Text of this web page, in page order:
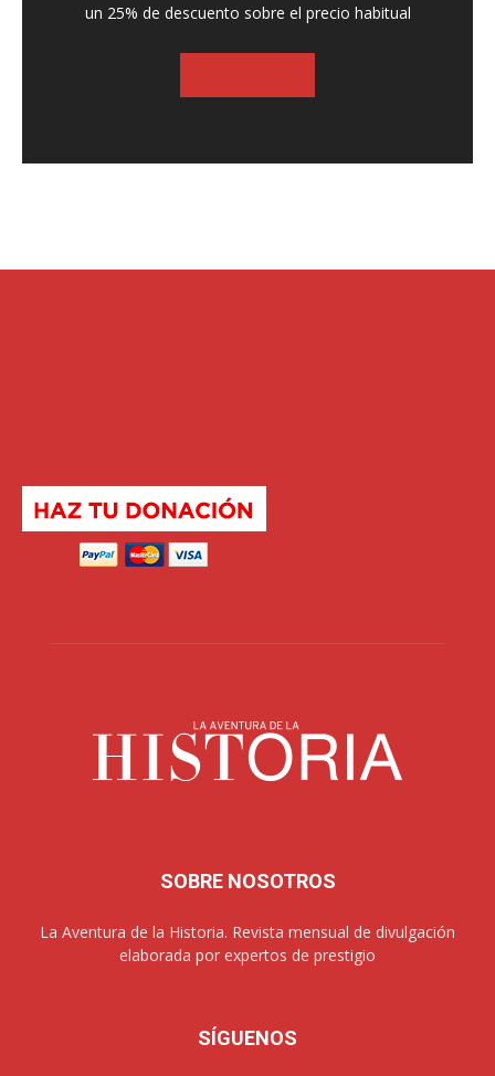
un 25% de descuento sobre el precio habitual
SOBRE NOSOTROS
La Aventura de la Historia. Revista mensual de divulgación
elaborada por expertos de prestigio
SÍGUENOS